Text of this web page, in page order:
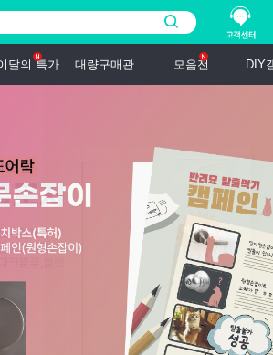
달의 특가 대량구매관 모음전 DIY